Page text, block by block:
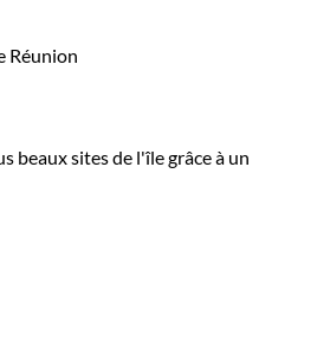
beaux sites de l'île grâce à un